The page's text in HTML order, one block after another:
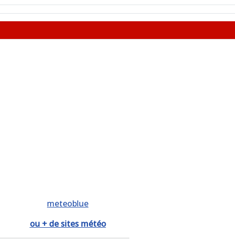
meteoblue
ou + de sites météo